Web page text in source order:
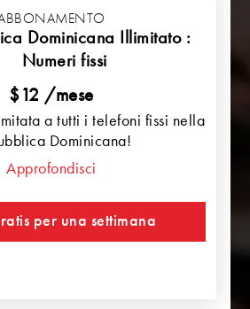
Dominicana Illimitato :
Numeri fissi
$12 /mese
a tutti i telefoni fissi nella
Dominicana!
Approfondisci
per una settimana